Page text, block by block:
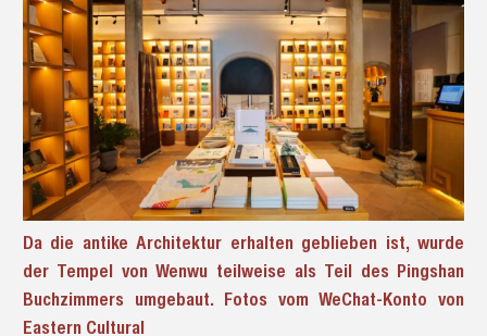
Da die antike Architektur erhalten geblieben ist, wurde
der Tempel von Wenwu teilweise als Teil des Pingshan
Buchzimmers umgebaut. Fotos vom WeChat-Konto von
Eastern Cultural